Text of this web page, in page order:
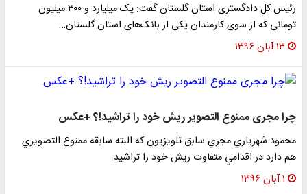
رئیس کل دادگستری استان گلستان گفت: یک میلیارد و ۳۰۰ میلیون
تومانی که از سوی کارمندان یکی از بانک‌های استان گلستان…
۱۳ آبان ۱۳۹۶
چرا مجری ممنوع التصوير ریش خود را تراشید!؟ +عکس
محمود شهرياري مجري سابق تلويزيون كه البته سابقه ممنوع التصويري
هم دارد در اقدامي متفاوت ريش خود را تراشيد.
۱ آبان ۱۳۹۶